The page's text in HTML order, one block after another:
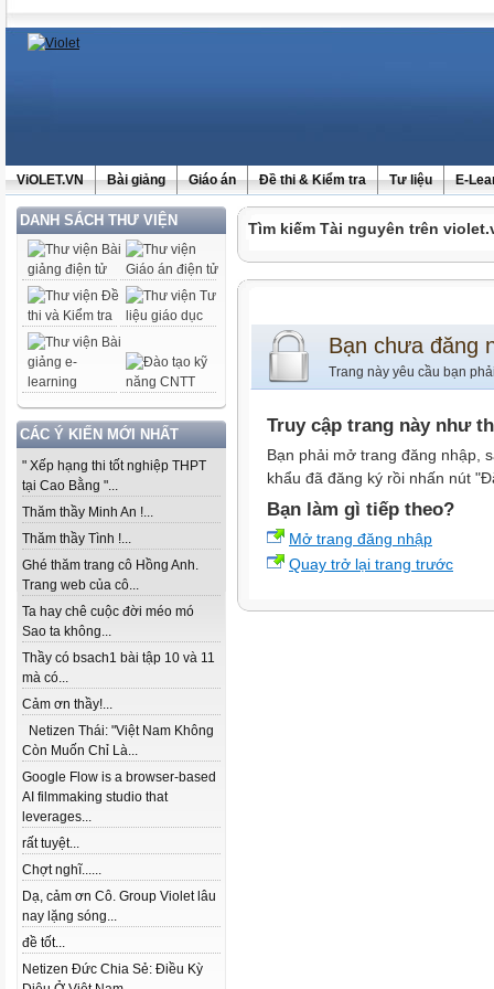
ViOLET.VN Bài giảng Giáo án Đề thi & Kiểm tra Tư liệu E-
DANH SÁCH THƯ VIỆN
CÁC Ý KIẾN MỚI NHẤT
" Xếp hạng thi tốt nghiệp THPT
tại Cao Bằng "...
Thăm thầy Minh An !...
Thăm thầy Tình !...
Ghé thăm trang cô Hồng Anh.
Trang web của cô...
Ta hay chê cuộc đời méo mó
Sao ta không...
Thầy có bsach1 bài tập 10 và 11
mà có...
Cảm ơn thầy!...
Netizen Thái: "Việt Nam Không
Còn Muốn Chỉ Là...
Google Flow is a browser-based
AI filmmaking studio that
leverages...
rất tuyệt...
Chợt nghĩ......
Dạ, cảm ơn Cô. Group Violet lâu
nay lặng sóng...
đề tốt...
Netizen Đức Chia Sẻ: Điều Kỳ
Tìm kiếm Tài nguyên trên
Bạn chưa đăng
Trang này yêu cầu bạn
Truy cập trang này như
Bạn phải mở trang đăng nhập,
khẩu đã đăng ký rồi nhấn nút
Bạn làm gì tiếp theo?
Mở trang đăng nhập
Quay trở lại trang trước